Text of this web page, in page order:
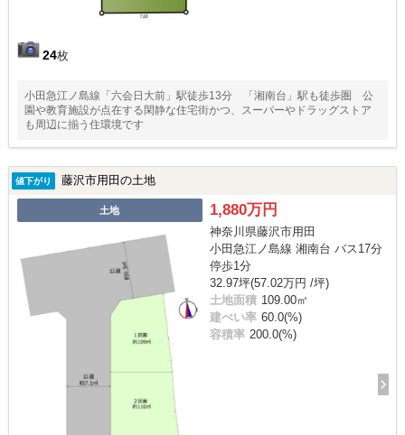
24枚
小田急江ノ島線「六会日大前」駅徒歩13分 「湘南台」駅も徒歩圏 公
園や教育施設が点在する閑静な住宅街かつ、スーパーやドラッグストア
も周辺に揃う住環境です
値下がり 藤沢市用田の土地
土地 1,880万円
神奈川県藤沢市用田
小田急江ノ島線 湘南台 バス17分
停歩1分
32.97坪(57.02万円 /坪)
土地面積 109.00㎡
建ぺい率 60.0(%)
容積率 200.0(%)